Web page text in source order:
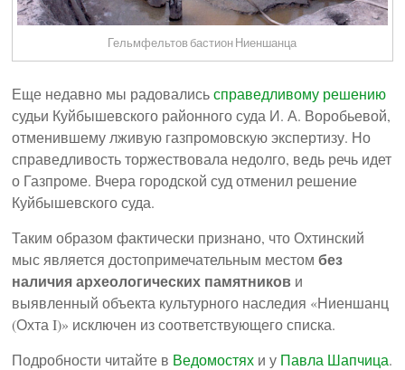
Гельмфельтов бастион Ниеншанца
Еще недавно мы радовалисьсправедливому решению
судьи Куйбышевского районного суда И. А. Воробьевой,
отменившему лживую газпромовскую экспертизу. Но
справедливость торжествовала недолго, ведь речь идет
о Газпроме. Вчера городской суд отменил решение
Куйбышевского суда.
Таким образом фактически признано, что Охтинский
мыс является достопримечательным местомбез
наличия археологических памятников и
выявленный объекта культурного наследия «Ниеншанц
(Охта I)» исключен из соответствующего списка.
Подробности читайте в Ведомостях и у Павла Шапчица.